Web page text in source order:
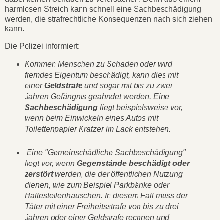
harmlosen Streich kann schnell eine Sachbeschädigung
werden, die strafrechtliche Konsequenzen nach sich ziehen
kann.
Die Polizei informiert:
Kommen Menschen zu Schaden oder wird
fremdes Eigentum beschädigt, kann dies mit
einerGeldstrafeund sogar mit bis zu zwei
Jahren Gefängnis geahndet werden. Eine
Sachbeschädigungliegt beispielsweise vor,
wenn beim Einwickeln eines Autos mit
Toilettenpapier Kratzer im Lack entstehen.
Eine "Gemeinschädliche Sachbeschädigung"
liegt vor, wenn Gegenstände beschädigt oder
zerstörtwerden, die der öffentlichen Nutzung
dienen, wie zum Beispiel Parkbänke oder
Haltestellenhäuschen. In diesem Fall muss der
Täter mit einer Freiheitsstrafe von bis zu drei
Jahren oder einer Geldstrafe rechnen und